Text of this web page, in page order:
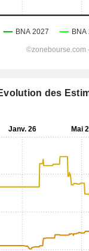
des